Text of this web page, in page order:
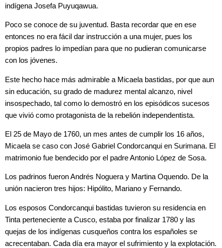
indígena Josefa Puyuqawua.
Poco se conoce de su juventud. Basta recordar que en ese
entonces no era fácil dar instrucción a una mujer, pues los
propios padres lo impedían para que no pudieran comunicarse
con los jóvenes.
Este hecho hace más admirable a Micaela bastidas, por que aun
sin educación, su grado de madurez mental alcanzo, nivel
insospechado, tal como lo demostró en los episódicos sucesos
que vivió como protagonista de la rebelión independentista.
El 25 de Mayo de 1760, un mes antes de cumplir los 16 años,
Micaela se caso con José Gabriel Condorcanqui en Surimana. El
matrimonio fue bendecido por el padre Antonio López de Sosa.
Los padrinos fueron Andrés Noguera y Martina Oquendo. De la
unión nacieron tres hijos: Hipólito, Mariano y Fernando.
Los esposos Condorcanqui bastidas tuvieron su residencia en
Tinta perteneciente a Cusco, estaba por finalizar 1780 y las
quejas de los indígenas cusqueños contra los españoles se
acrecentaban. Cada día era mayor el sufrimiento y la explotación.